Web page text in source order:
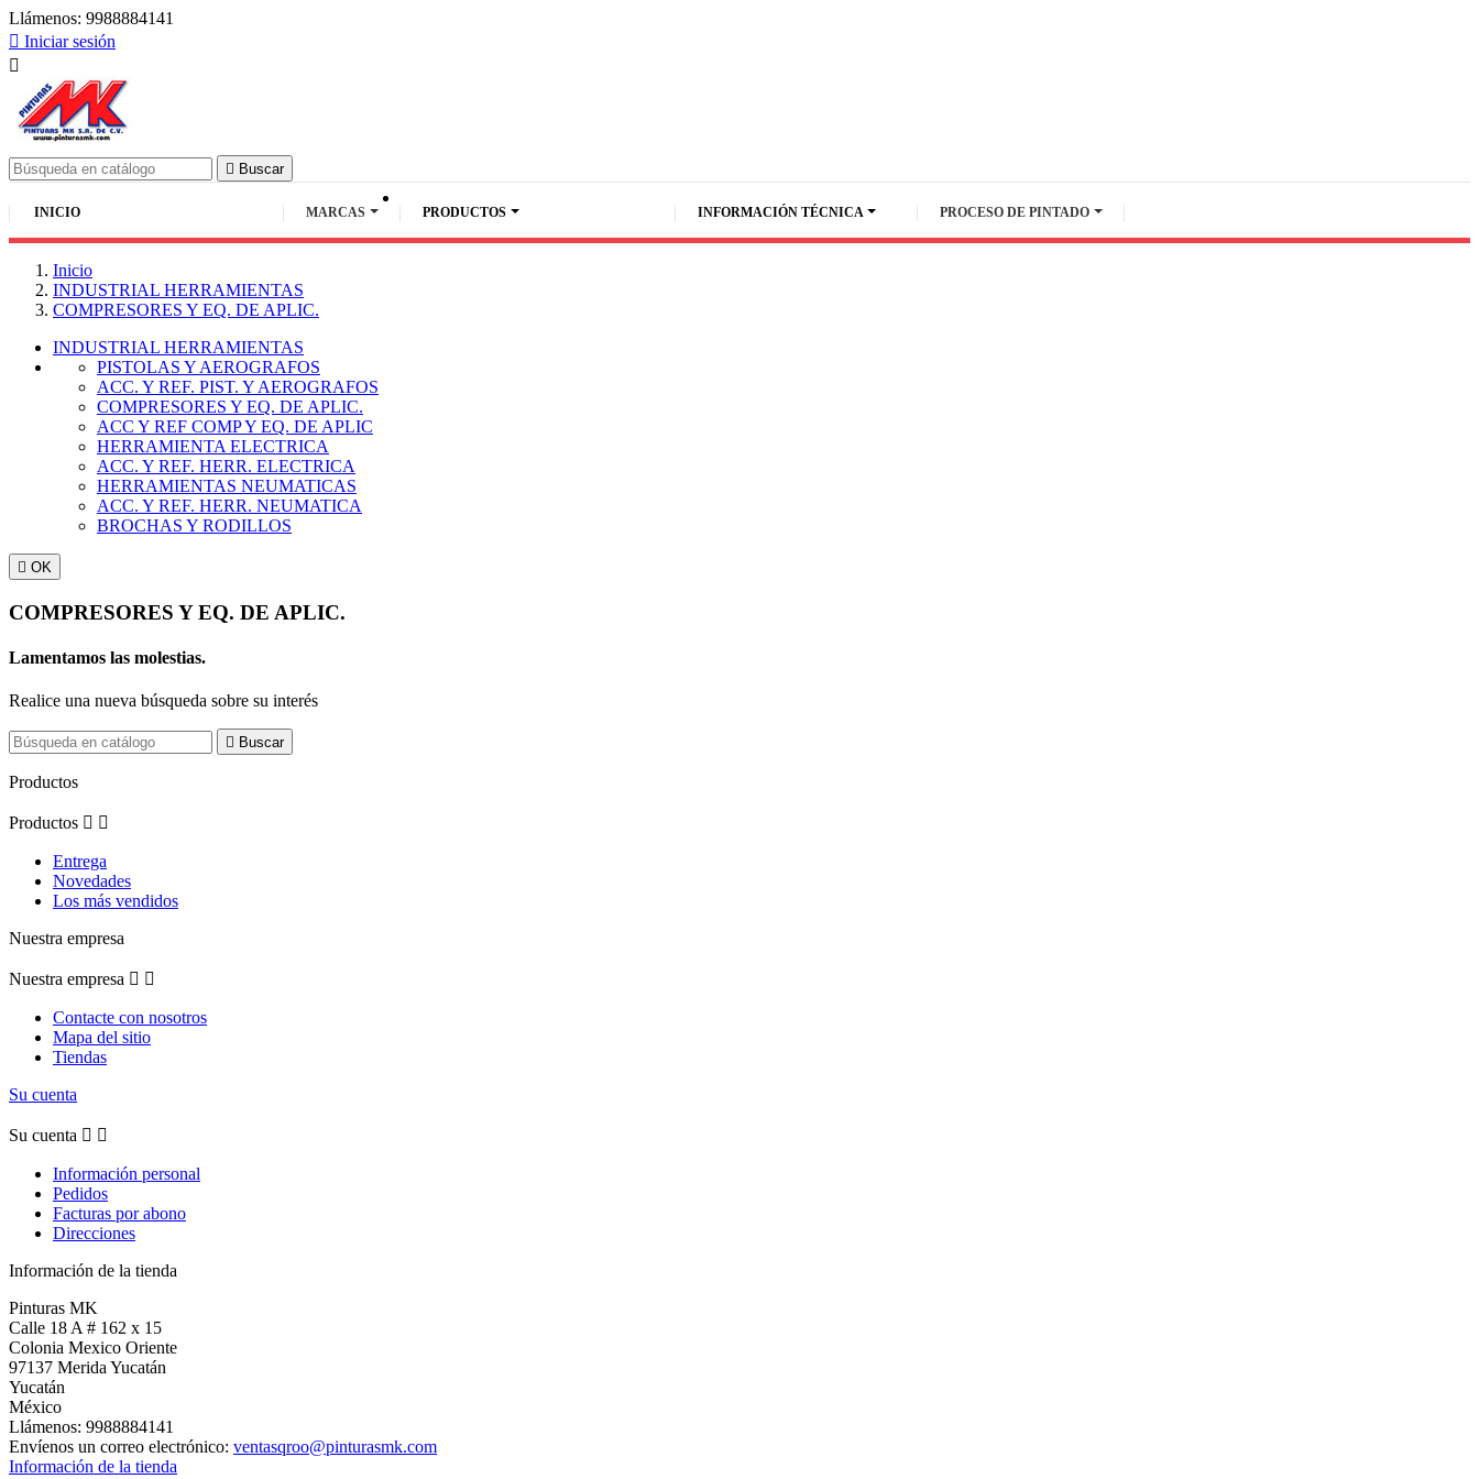
Llámenos: 9988884141
 Iniciar sesión

 Buscar
INICIO MARCAS PRODUCTOS INFORMACIÓN TÉCNICA PROCESO DE PINTADO
Inicio
INDUSTRIAL HERRAMIENTAS
COMPRESORES Y EQ. DE APLIC.
INDUSTRIAL HERRAMIENTAS
PISTOLAS Y AEROGRAFOS
ACC. Y REF. PIST. Y AEROGRAFOS
COMPRESORES Y EQ. DE APLIC.
ACC Y REF COMP Y EQ. DE APLIC
HERRAMIENTA ELECTRICA
ACC. Y REF. HERR. ELECTRICA
HERRAMIENTAS NEUMATICAS
ACC. Y REF. HERR. NEUMATICA
BROCHAS Y RODILLOS
 OK
COMPRESORES Y EQ. DE APLIC.
Lamentamos las molestias.
Realice una nueva búsqueda sobre su interés
 Buscar
Productos
Productos  
Entrega
Novedades
Los más vendidos
Nuestra empresa
Nuestra empresa  
Contacte con nosotros
Mapa del sitio
Tiendas
Su cuenta
Su cuenta  
Información personal
Pedidos
Facturas por abono
Direcciones
Información de la tienda
Pinturas MK
Calle 18 A # 162 x 15
Colonia Mexico Oriente
97137 Merida Yucatán
Yucatán
México
Llámenos: 9988884141
Envíenos un correo electrónico: ventasqroo@pinturasmk.com
Información de la tienda